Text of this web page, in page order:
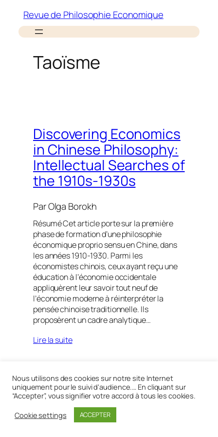
contenu
Revue de Philosophie Economique
Taoïsme
Discovering Economics
in Chinese Philosophy:
Intellectual Searches of
the 1910s-1930s
ParOlga Borokh
Résumé Cet article porte sur la première
phase de formation d’une philosophie
économique proprio sensu en Chine, dans
les années 1910-1930. Parmi les
économistes chinois, ceux ayant reçu une
éducation à l’économie occidentale
appliquèrent leur savoir tout neuf de
l’économie moderne à réinterpréter la
pensée chinoise traditionnelle. Ils
proposèrent un cadre analytique…
Lire la suite
Réalisé avecWordPress
Nous utilisons des cookies sur notre site Internet
uniquement pour le suivi d'audience.… En cliquant sur
“Accepter”, vous signifier votre accord à tous les cookies.
Cookie settings
ACCEPTER